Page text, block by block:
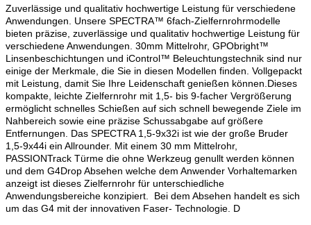
Zuverlässige und qualitativ hochwertige Leistung für verschiedene
Anwendungen. Unsere SPECTRA™ 6fach-Zielfernrohrmodelle
bieten präzise, zuverlässige und qualitativ hochwertige Leistung für
verschiedene Anwendungen. 30mm Mittelrohr, GPObright™
Linsenbeschichtungen und iControl™ Beleuchtungstechnik sind nur
einige der Merkmale, die Sie in diesen Modellen finden. Vollgepackt
mit Leistung, damit Sie Ihre Leidenschaft genießen können.Dieses
kompakte, leichte Zielfernrohr mit 1,5- bis 9-facher Vergrößerung
ermöglicht schnelles Schießen auf sich schnell bewegende Ziele im
Nahbereich sowie eine präzise Schussabgabe auf größere
Entfernungen. Das SPECTRA 1,5-9x32i ist wie der große Bruder
1,5-9x44i ein Allrounder. Mit einem 30 mm Mittelrohr,
PASSIONTrack Türme die ohne Werkzeug genullt werden können
und dem G4Drop Absehen welche dem Anwender Vorhaltemarken
anzeigt ist dieses Zielfernrohr für unterschiedliche
Anwendungsbereiche konzipiert. Bei dem Absehen handelt es sich
um das G4 mit der innovativen Faser- Technologie. D